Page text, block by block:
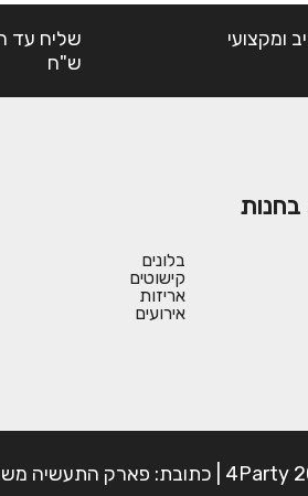
ומקצועי
ש"ח
בחנות
בלונים
קישוטים
אריזות
אירועים